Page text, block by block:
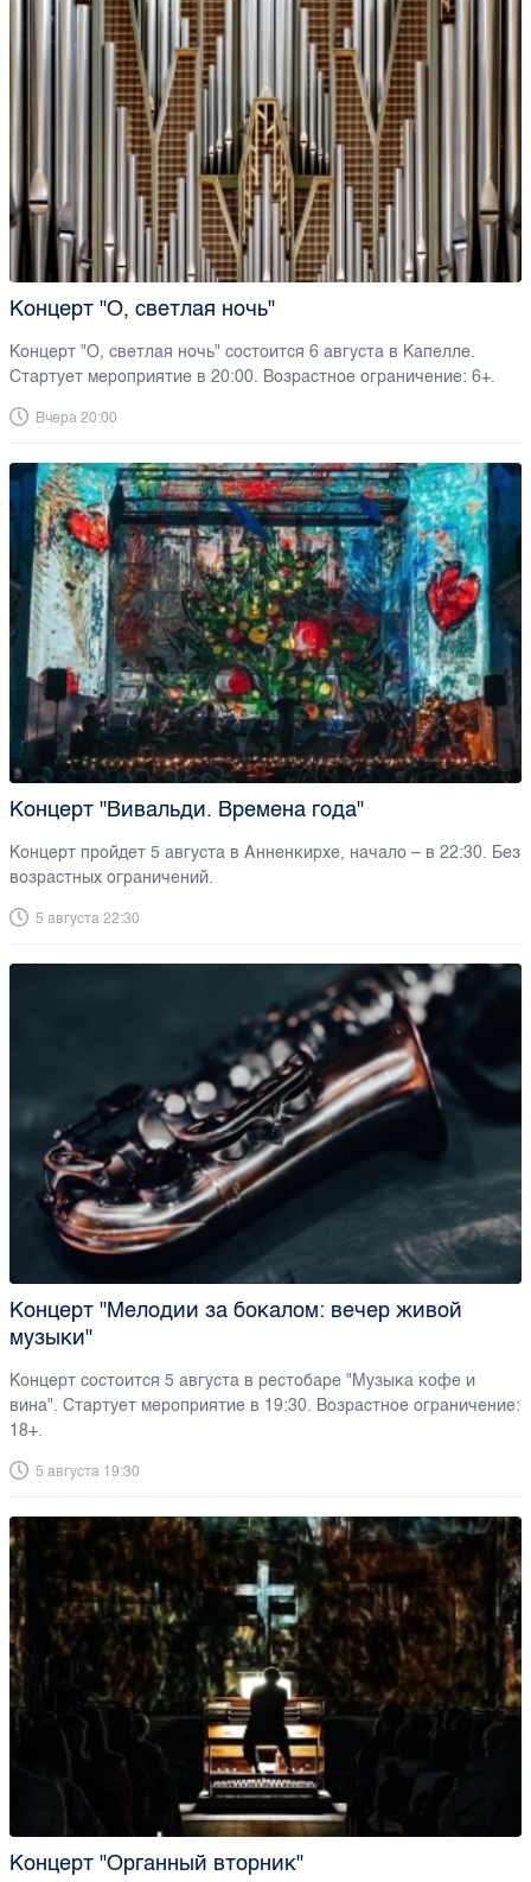
Концерт "О, светлая ночь"
Концерт "О, светлая ночь" состоится 6 августа в Капелле.
Стартует мероприятие в 20:00. Возрастное ограничение: 6+.
Вчера 20:00
Концерт "Вивальди. Времена года"
Концерт пройдет 5 августа в Анненкирхе, начало – в 22:30. Без
возрастных ограничений.
5 августа 22:30
Концерт "Мелодии за бокалом: вечер живой
музыки"
Концерт состоится 5 августа в рестобаре "Музыка кофе и
вина". Стартует мероприятие в 19:30. Возрастное ограничение:
18+.
5 августа 19:30
Концерт "Органный вторник"